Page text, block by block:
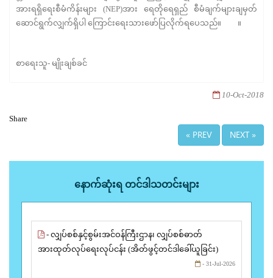
အားရရှိရေးစီမံကိန်းများ (NEP)အား ရေတိုရေရှည် စီမံချက်များချမှတ်
ဆောင်ရွက်လျှက်ရှိပါ ကြောင်းရေးသားဖော်ပြလိုက်ရပေသည်။ ။
စာရေးသူ- မျိုးချစ်ခင်
10-Oct-2018
Share
« PREV NEXT »
နောက်ဆုံးရ တင်ဒါသတင်းများ
- လျှပ်စစ်နှင့်စွမ်းအင်ဝန်ကြီးဌာန၊ လျှပ်စစ်ဓာတ်
အားထုတ်လုပ်ရေးလုပ်ငန်း (အိတ်ဖွင့်တင်ဒါခေါ်ယူခြင်း)
- 31-Jul-2026